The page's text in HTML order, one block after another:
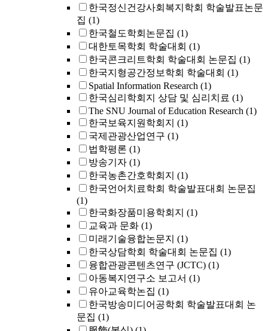
한국정신건강사회복지학회 학술발표논문
집 (1)
한국철도학회논문집 (1)
대한토목학회 학술대회 (1)
한국콘크리트학회 학술대회 논문집 (1)
한국지형공간정보학회 학술대회 (1)
Spatial Information Research (1)
한국심리학회지 상담 및 심리치료 (1)
The SNU Journal of Education Research (1)
한국보육지원학회지 (1)
국제관광산업연구 (1)
법학평론 (1)
방송기자 (1)
한국농촌간호학회지 (1)
한국언어치료학회 학술발표대회 논문집
(1)
한국화장품미용학회지 (1)
교육과 문화 (1)
미래기술융합논문지 (1)
한국상담학회 학술대회 논문집 (1)
융합관광콘텐츠연구 (JCTC) (1)
아동복지연구소 보고서 (1)
유아교육학논집 (1)
한국방송미디어공학회 학술발표대회 논
문집 (1)